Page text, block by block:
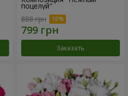
поцелуй"
888 грн
Заказать